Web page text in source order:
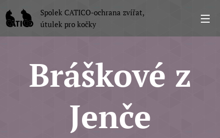
Spolek CATICO-ochrana zvířat,
útulek pro kočky
Bráškové z
Jenče